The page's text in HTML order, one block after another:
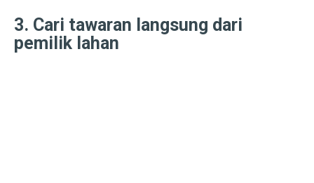
PGE Dorong Inovasi Energi Panas Bumi Capai 3 GW
3. Cari tawaran langsung dari
pemilik lahan